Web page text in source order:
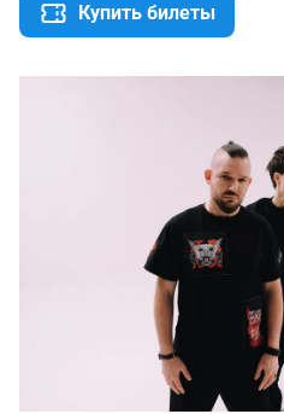
Купить билеты